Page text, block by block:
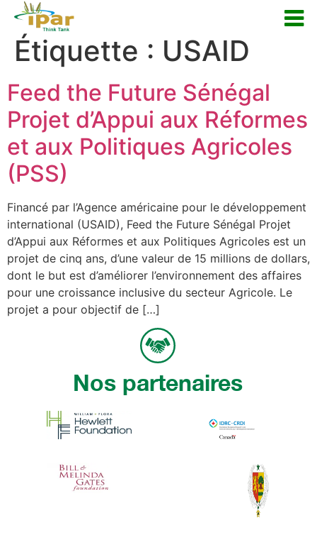
Étiquette : USAID
Feed the Future Sénégal
Projet d’Appui aux Réformes
et aux Politiques Agricoles
(PSS)
Financé par l’Agence américaine pour le développement
international (USAID), Feed the Future Sénégal Projet
d’Appui aux Réformes et aux Politiques Agricoles est un
projet de cinq ans, d’une valeur de 15 millions de dollars,
dont le but est d’améliorer l’environnement des affaires
pour une croissance inclusive du secteur Agricole. Le
projet a pour objectif de […]
Nos partenaires